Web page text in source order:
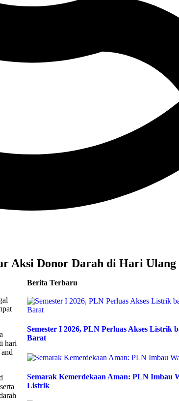
Aksi Donor Darah di Hari Ulang
hari
Berita Terbaru
Semester I 2026, PLN Perluas Akses Listrik
Barat
Semarak Kemerdekaan Aman: PLN Imbau
Listrik